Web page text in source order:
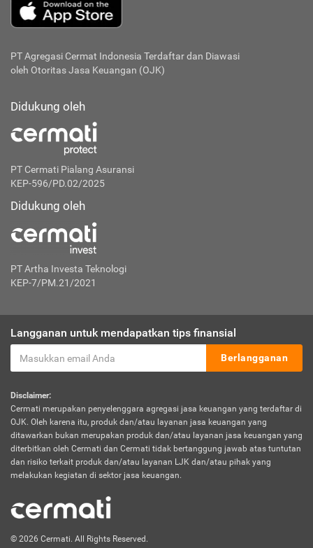
PT Agregasi Cermat Indonesia Terdaftar dan Diawasi
oleh Otoritas Jasa Keuangan (OJK)
Didukung oleh
PT Cermati Pialang Asuransi
KEP-596/PD.02/2025
Didukung oleh
PT Artha Investa Teknologi
KEP-7/PM.21/2021
Langganan untuk mendapatkan tips finansial
Berlangganan
Disclaimer:
Cermati merupakan penyelenggara agregasi jasa keuangan yang terdaftar di
OJK. Oleh karena itu, produk dan/atau layanan jasa keuangan yang
ditawarkan bukan merupakan produk dan/atau layanan jasa keuangan yang
diterbitkan oleh Cermati dan Cermati tidak bertanggung jawab atas tuntutan
dan risiko terkait produk dan/atau layanan LJK dan/atau pihak yang
melakukan kegiatan di sektor jasa keuangan.
© 2026 Cermati. All Rights Reserved.